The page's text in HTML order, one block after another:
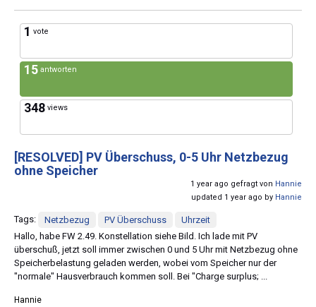
1 vote
15 antworten
348 views
[RESOLVED] PV Überschuss, 0-5 Uhr Netzbezug
ohne Speicher
1 year ago gefragt von Hannie
updated 1 year ago by Hannie
Tags: Netzbezug PV Überschuss
Uhrzeit
Hallo, habe FW 2.49. Konstellation siehe Bild. Ich lade mit PV
überschuß, jetzt soll immer zwischen 0 und 5 Uhr mit Netzbezug ohne
Speicherbelastung geladen werden, wobei vom Speicher nur der
"normale" Hausverbrauch kommen soll. Bei "Charge surplus; ...
Hannie